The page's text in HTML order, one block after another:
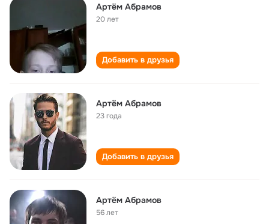
Артём Абрамов
20 лет
Добавить в друзья
Артём Абрамов
23 года
Добавить в друзья
Артём Абрамов
56 лет